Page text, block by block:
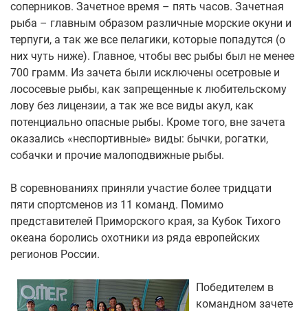
соперников. Зачетное время – пять часов. Зачетная
рыба – главным образом различные морские окуни и
терпуги, а так же все пелагики, которые попадутся (о
них чуть ниже). Главное, чтобы вес рыбы был не менее
700 грамм. Из зачета были исключены осетровые и
лососевые рыбы, как запрещенные к любительскому
лову без лицензии, а так же все виды акул, как
потенциально опасные рыбы. Кроме того, вне зачета
оказались «неспортивные» виды: бычки, рогатки,
собачки и прочие малоподвижные рыбы.
В соревнованиях приняли участие более тридцати
пяти спортсменов из 11 команд. Помимо
представителей Приморского края, за Кубок Тихого
океана боролись охотники из ряда европейских
регионов России.
Победителем в
командном зачете